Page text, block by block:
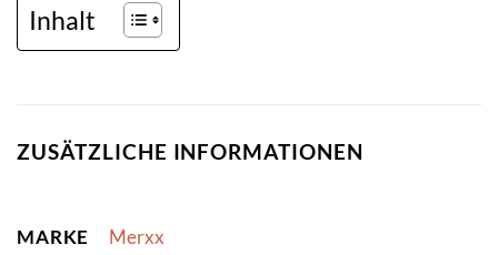
Inhalt
ZUSÄTZLICHE INFORMATIONEN
MARKE Merxx